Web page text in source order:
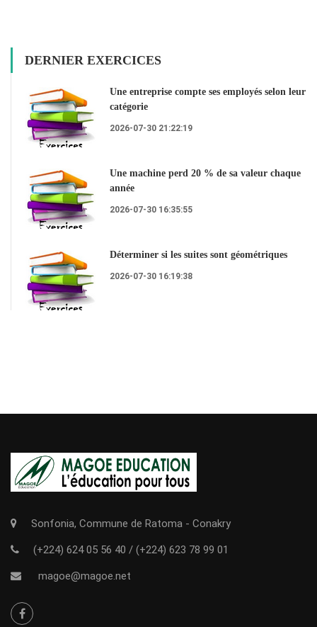
DERNIER EXERCICES
Une entreprise compte ses employés selon leur
catégorie
2026-07-30 21:22:19
Une machine perd 20 % de sa valeur chaque
année
2026-07-30 16:35:55
Déterminer si les suites sont géométriques
2026-07-30 16:19:38
Sonfonia, Commune de Ratoma - Conakry
(+224) 624 05 56 40 / (+224) 623 78 99 01
magoe@magoe.net